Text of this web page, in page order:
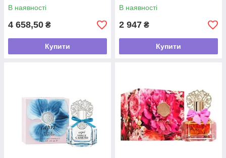
В наявності
4 658,50 ₴
Купити
В наявності
2 947 ₴
Купити